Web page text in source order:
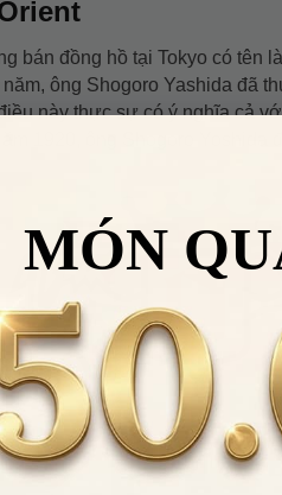
VUA HÀNG HIỆU
Áp
Nhập
bán đồng hồ tại Tokyo có tên
ông Shogoro Yashida đã
này thực sự có ý nghĩa cả
1920, ông Shogoro Yoshida
MÓN